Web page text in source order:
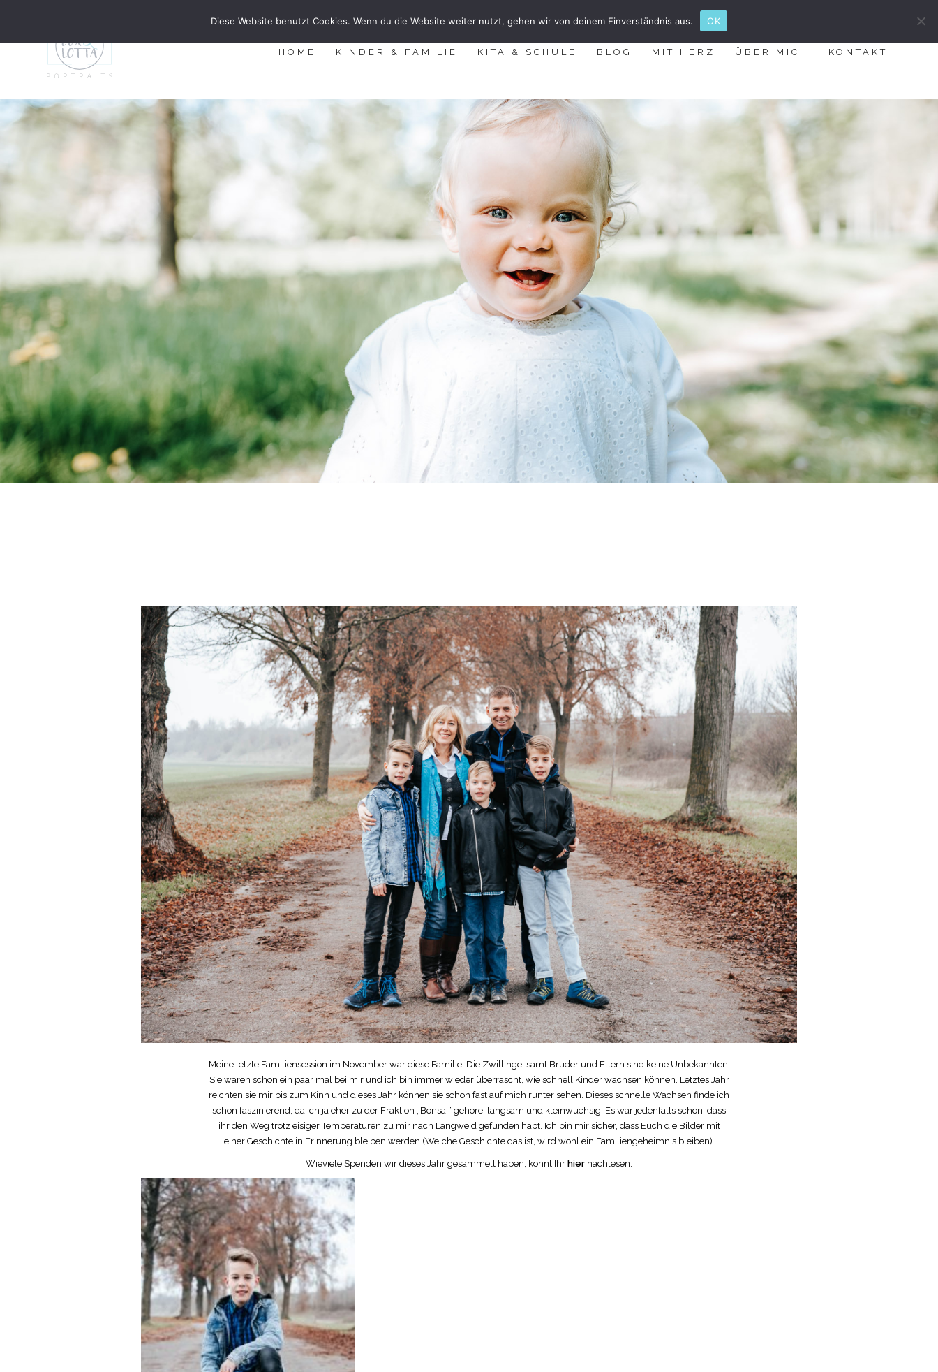
HOME KINDER & FAMILIE KITA & SCHULE BLOG MIT HERZ ÜBER MICH KONTAKT
Meine letzte Familiensession im November war diese Familie. Die Zwillinge, samt Bruder und Eltern sind keine Unbekannten.
Sie waren schon ein paar mal bei mir und ich bin immer wieder überrascht, wie schnell Kinder wachsen können. Letztes Jahr
reichten sie mir bis zum Kinn und dieses Jahr können sie schon fast auf mich runter sehen. Dieses schnelle Wachsen finde ich
schon faszinierend, da ich ja eher zu der Fraktion „Bonsai“ gehöre, langsam und kleinwüchsig. Es war jedenfalls schön, dass
ihr den Weg trotz eisiger Temperaturen zu mir nach Langweid gefunden habt. Ich bin mir sicher, dass Euch die Bilder mit
einer Geschichte in Erinnerung bleiben werden (Welche Geschichte das ist, wird wohl ein Familiengeheimnis bleiben).
Wieviele Spenden wir dieses Jahr gesammelt haben, könnt Ihr hier nachlesen.
Diese Website benutzt Cookies. Wenn du die Website weiter nutzt, gehen wir von deinem Einverständnis aus. OK